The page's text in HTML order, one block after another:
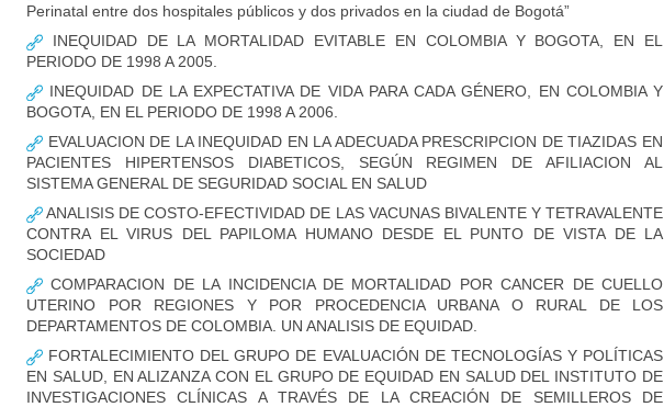
Perinatal entre dos hospitales públicos y dos privados en la ciudad de Bogotá”
INEQUIDAD DE LA MORTALIDAD EVITABLE EN COLOMBIA Y BOGOTA, EN EL
PERIODO DE 1998 A 2005.
INEQUIDAD DE LA EXPECTATIVA DE VIDA PARA CADA GÉNERO, EN COLOMBIA Y
BOGOTA, EN EL PERIODO DE 1998 A 2006.
EVALUACION DE LA INEQUIDAD EN LA ADECUADA PRESCRIPCION DE TIAZIDAS EN
PACIENTES HIPERTENSOS DIABETICOS, SEGÚN REGIMEN DE AFILIACION AL
SISTEMA GENERAL DE SEGURIDAD SOCIAL EN SALUD
ANALISIS DE COSTO-EFECTIVIDAD DE LAS VACUNAS BIVALENTE Y TETRAVALENTE
CONTRA EL VIRUS DEL PAPILOMA HUMANO DESDE EL PUNTO DE VISTA DE LA
SOCIEDAD
COMPARACION DE LA INCIDENCIA DE MORTALIDAD POR CANCER DE CUELLO
UTERINO POR REGIONES Y POR PROCEDENCIA URBANA O RURAL DE LOS
DEPARTAMENTOS DE COLOMBIA. UN ANALISIS DE EQUIDAD.
FORTALECIMIENTO DEL GRUPO DE EVALUACIÓN DE TECNOLOGÍAS Y POLÍTICAS
EN SALUD, EN ALIZANZA CON EL GRUPO DE EQUIDAD EN SALUD DEL INSTITUTO DE
INVESTIGACIONES CLÍNICAS A TRAVÉS DE LA CREACIÓN DE SEMILLEROS DE